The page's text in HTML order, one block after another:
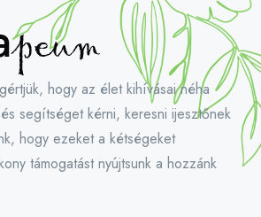
hogy az élet kihívásai néha
segítséget kérni, keresni ijesztőnek
hogy ezeket a kétségeket
támogatást nyújtsunk a hozzánk